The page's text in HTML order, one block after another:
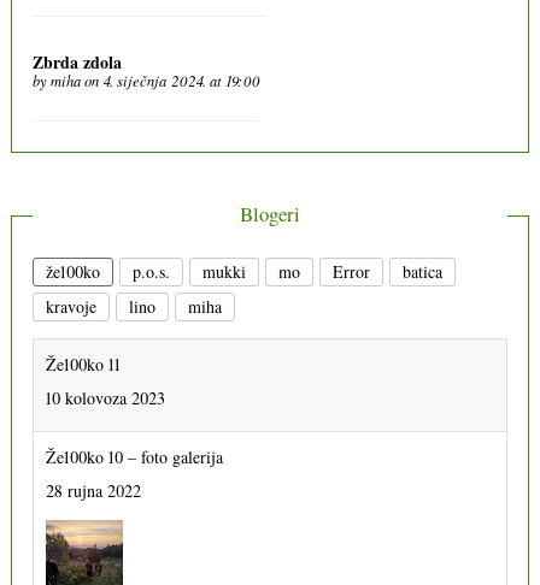
Zbrda zdola
bymihaon 4. siječnja 2024. at 19:00
Blogeri
že100ko p.o.s. mukki mo Error
batica
kravoje
lino miha
Že100ko 11
10 kolovoza 2023
Že100ko 10 – foto galerija
28 rujna 2022